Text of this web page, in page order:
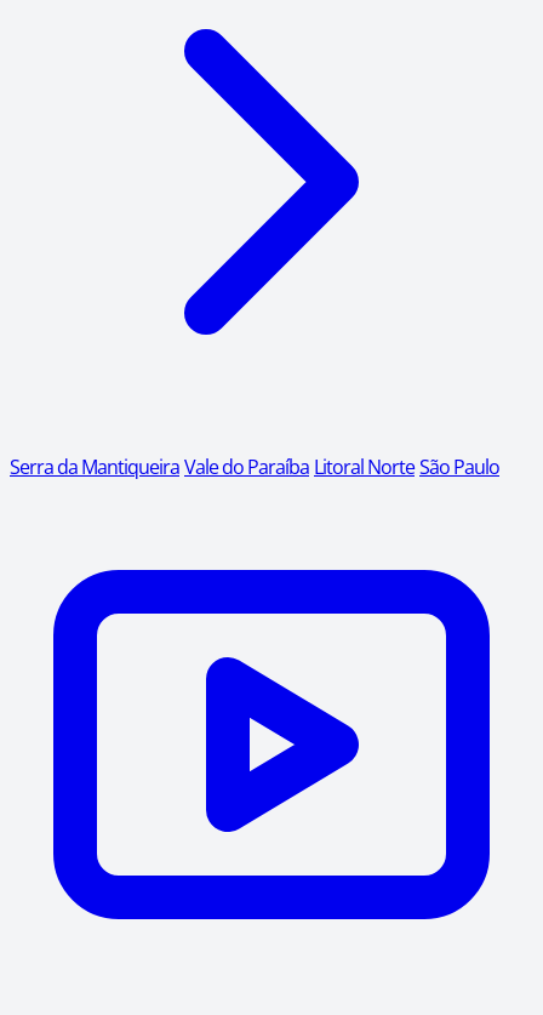
Serra da MantiqueiraVale do Paraíba Litoral NorteSão Paulo